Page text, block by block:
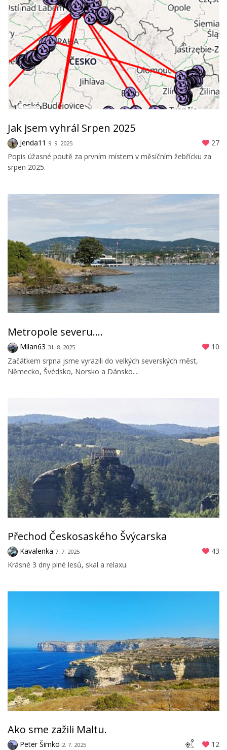
Jak jsem vyhrál Srpen 2025
Jenda11 9. 9. 2025
27
Popis úžasné poutě za prvním místem v měsíčním žebřícku za
srpen 2025.
Metropole severu....
Milan63 31. 8. 2025
10
Začátkem srpna jsme vyrazili do velkých severských měst,
Německo, Švédsko, Norsko a Dánsko....
Přechod Českosaského Švýcarska
Kavalenka 7. 7. 2025
43
Krásné 3 dny plné lesů, skal a relaxu.
Ako sme zažili Maltu.
Peter Šimko 2. 7. 2025
12